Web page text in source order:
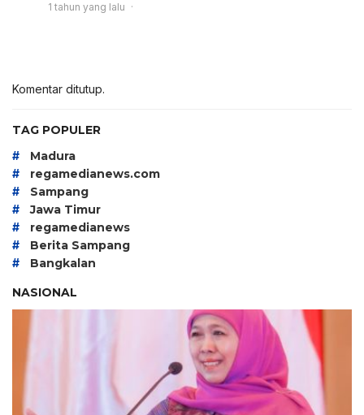
1 tahun yang lalu
Komentar ditutup.
TAG POPULER
# Madura
# regamedianews.com
# Sampang
# Jawa Timur
# regamedianews
# Berita Sampang
#
Bangkalan
NASIONAL